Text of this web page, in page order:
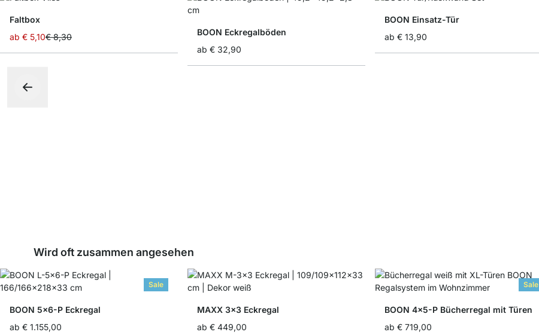
Faltbox
ab € 5,10€ 8,30
BOON Eckregalböden
ab € 32,90
BOON Einsatz-Tür
ab € 13,90
Wird oft zusammen angesehen
Sale
BOON 5x6-P Eckregal
ab € 1.155,00
MAXX 3x3 Eckregal
ab € 449,00
Sale
BOON 4x5-P Bücherregal mit Türen
ab € 719,00